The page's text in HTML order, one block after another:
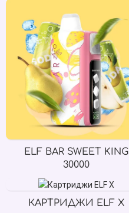
ELF BAR SWEET KING
30000
КАРТРИДЖИ ELF X